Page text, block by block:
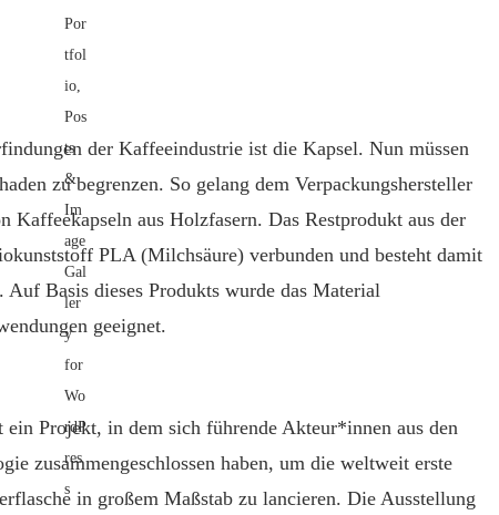
der Kaffeeindustrie ist die Kapsel. Nun müssen
zu begrenzen. So gelang dem Verpackungshersteller
aus Holzfasern. Das Restprodukt aus der
PLA (Milchsäure) verbunden und besteht damit
Basis dieses Produkts wurde das Material
geeignet.
ein Projekt, in dem sich führende Akteur*innen aus den
zusammengeschlossen haben, um die weltweit erste
in großem Maßstab zu lancieren. Die Ausstellung